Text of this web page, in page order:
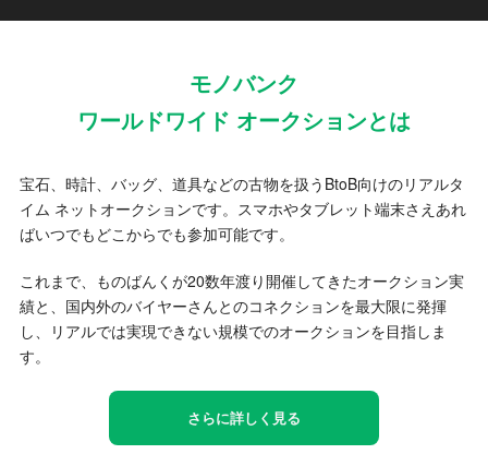
モノバンク
ワールドワイド オークションとは
宝石、時計、バッグ、道具などの古物を扱うBtoB向けのリアルタ
イム ネットオークションです。スマホやタブレット端末さえあれ
ばいつでもどこからでも参加可能です。
これまで、ものばんくが20数年渡り開催してきたオークション実
績と、国内外のバイヤーさんとのコネクションを最大限に発揮
し、リアルでは実現できない規模でのオークションを目指しま
す。
さらに詳しく見る